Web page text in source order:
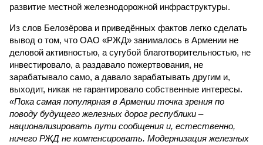
развитие местной железнодорожной инфраструктуры.
Из слов Белозёрова и приведённых фактов легко сделать
вывод о том, что ОАО «РЖД» занималось в Армении не
деловой активностью, а сугубой благотворительностью, не
инвестировало, а раздавало пожертвования, не
зарабатывало само, а давало зарабатывать другим и,
выходит, никак не гарантировало собственные интересы.
«Пока самая популярная в Армении точка зрения по
поводу будущего железных дорог рес­публики –
национализировать пути сообщения и, естественно,
ничего РЖД не компенсировать. Модернизация железных